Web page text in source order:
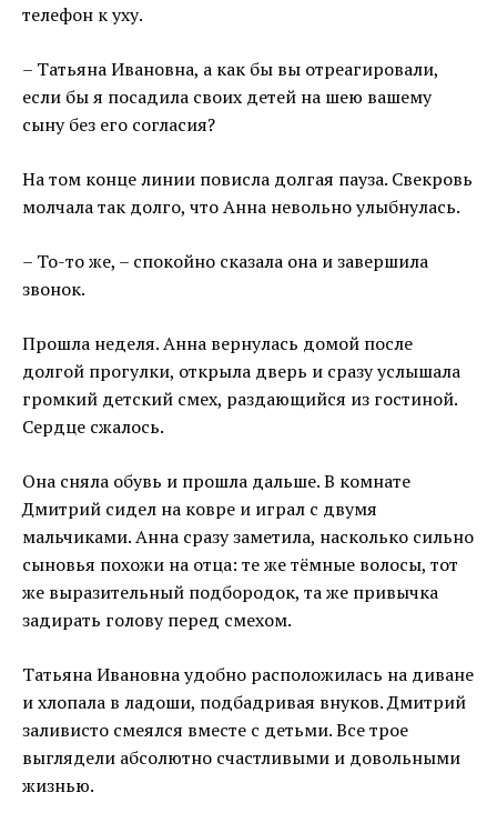
телефон к уху.
– Татьяна Ивановна, а как бы вы отреагировали,
если бы я посадила своих детей на шею вашему
сыну без его согласия?
На том конце линии повисла долгая пауза. Свекровь
молчала так долго, что Анна невольно улыбнулась.
– То-то же, – спокойно сказала она и завершила
звонок.
Прошла неделя. Анна вернулась домой после
долгой прогулки, открыла дверь и сразу услышала
громкий детский смех, раздающийся из гостиной.
Сердце сжалось.
Она сняла обувь и прошла дальше. В комнате
Дмитрий сидел на ковре и играл с двумя
мальчиками. Анна сразу заметила, насколько сильно
сыновья похожи на отца: те же тёмные волосы, тот
же выразительный подбородок, та же привычка
задирать голову перед смехом.
Татьяна Ивановна удобно расположилась на диване
и хлопала в ладоши, подбадривая внуков. Дмитрий
заливисто смеялся вместе с детьми. Все трое
выглядели абсолютно счастливыми и довольными
жизнью.